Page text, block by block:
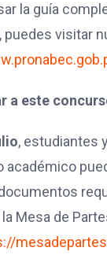
la guía
puedes visitar
a este
, estudiantes
académico
la Mesa de